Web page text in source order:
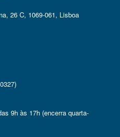
26 C, 1069-061, Lisboa
9h às 17h (encerra quarta-